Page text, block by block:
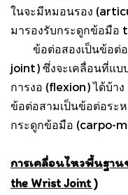
ในจะมีหมอนรอง
มารองรับกระดูกข้อมือ
ข้อต่อสองเป็นข้อต่อ
joint) ซึ่งจะเคลื่อนที่แบ
การงอ (flexion) ได้บ้า
ข้อต่อสามเป็นข้อต่อระ
กระดูกข้อมือ
การเคลื่อนไหวพื้นฐาน
the Wrist Joint )